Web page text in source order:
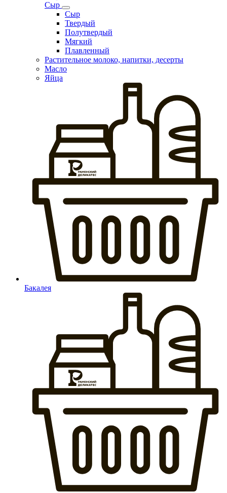
Сыр
Сыр
Твердый
Полутвердый
Мягкий
Плавленный
Растительное молоко, напитки, десерты
Масло
Яйца
Бакалея